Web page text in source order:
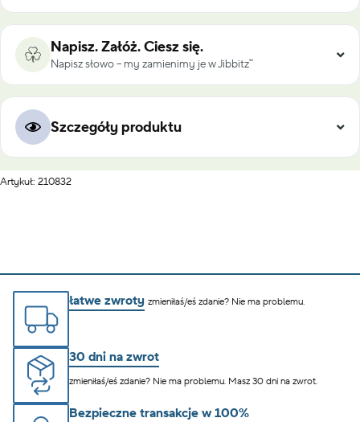
Napisz. Załóż. Ciesz się.
Napisz słowo – my zamienimy je w Jibbitz™
Szczegóły produktu
Artykuł: 210832
łatwe zwroty zmieniłaś/eś zdanie? Nie ma problemu.
30 dni na zwrot
zmieniłaś/eś zdanie? Nie ma problemu. Masz 30 dni na zwrot.
Bezpieczne transakcje w 100%